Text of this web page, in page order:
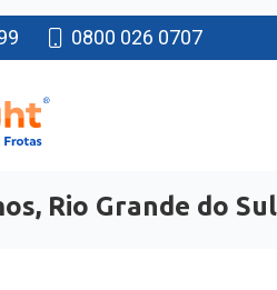
0800 026 0707
Rio Grande do Sul